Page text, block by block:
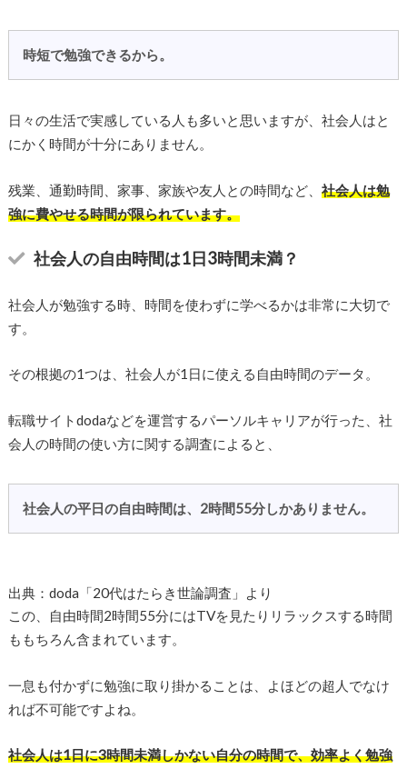
時短で勉強できるから。
日々の生活で実感している人も多いと思いますが、社会人はと
にかく時間が十分にありません。
残業、通勤時間、家事、家族や友人との時間など、 社会人は勉
強に費やせる時間が限られています。
社会人の自由時間は1日3時間未満？
社会人が勉強する時、時間を使わずに学べるかは非常に大切で
す。
その根拠の1つは、社会人が1日に使える自由時間のデータ。
転職サイトdodaなどを運営するパーソルキャリアが行った、社
会人の時間の使い方に関する調査によると、
社会人の平日の自由時間は、2時間55分しかありません。
出典：doda「20代はたらき世論調査」より
この、自由時間2時間55分にはTVを見たりリラックスする時間
ももちろん含まれています。
一息も付かずに勉強に取り掛かることは、よほどの超人でなけ
れば不可能ですよね。
社会人は1日に3時間未満しかない自分の時間で、効率よく勉強